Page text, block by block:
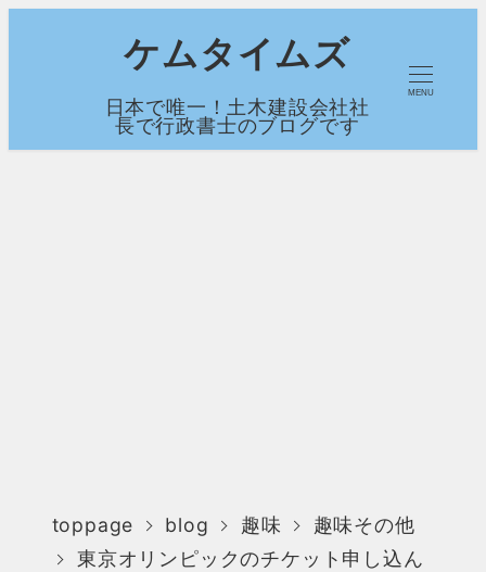
コ
ケムタイムズ
日本で唯一！土木建設会社社
長で行政書士のブログです
MENU
toppage blog 趣味
趣味その他
東京オリンピックのチケット申し込ん